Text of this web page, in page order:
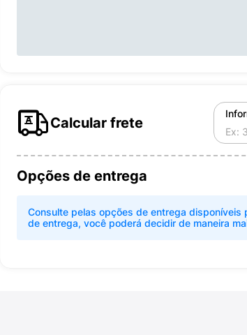
Calcular frete
Opções de entrega
Consulte pelas opções de entrega disponíveis
de entrega, você poderá decidir de maneira